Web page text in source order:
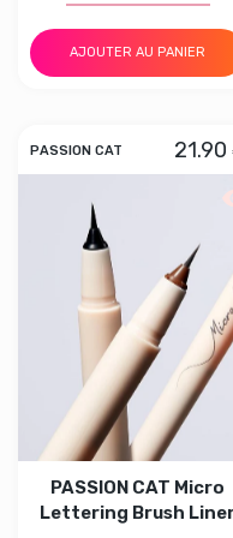
AJOUTER AU PANIER
PASSION CAT 21.90
PASSION CAT Micro
Lettering Brush